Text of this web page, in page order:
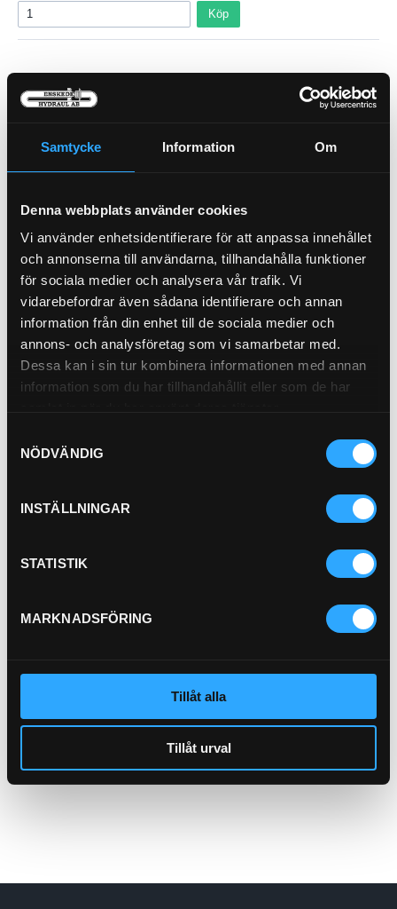
Samtycke Information Om
Denna webbplats använder cookies
Vi använder enhetsidentifierare för att anpassa innehållet
och annonserna till användarna, tillhandahålla funktioner
för sociala medier och analysera vår trafik. Vi
vidarebefordrar även sådana identifierare och annan
information från din enhet till de sociala medier och
annons- och analysföretag som vi samarbetar med.
Dessa kan i sin tur kombinera informationen med annan
information som du har tillhandahållit eller som de har
NÖDVÄNDIG
INSTÄLLNINGAR
STATISTIK
MARKNADSFÖRING
Tillåt alla
Tillåt urval
Köp
Beskrivning
Slangskydd Svart m Grön
outline 100-110mm
1-110JD
Pris exkl.
Torkarblad (kit) John Deere
925.00
Köp